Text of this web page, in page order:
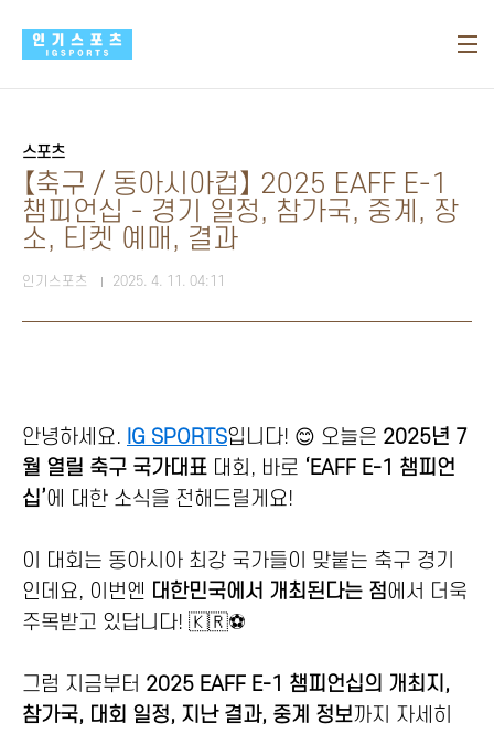
스포츠
【축구 / 동아시아컵】 2025 EAFF E-1
챔피언십 - 경기 일정, 참가국, 중계, 장
소, 티켓 예매, 결과
인기스포츠 2025. 4. 11. 04:11
안녕하세요. IG SPORTS입니다! 😊 오늘은 2025년 7
월 열릴 축구 국가대표 대회, 바로 ‘EAFF E-1 챔피언
십’에 대한 소식을 전해드릴게요!
이 대회는 동아시아 최강 국가들이 맞붙는 축구 경기
인데요, 이번엔 대한민국에서 개최된다는 점에서 더욱
주목받고 있답니다! 🇰🇷⚽
그럼 지금부터 2025 EAFF E-1 챔피언십의 개최지,
참가국, 대회 일정, 지난 결과, 중계 정보까지 자세히